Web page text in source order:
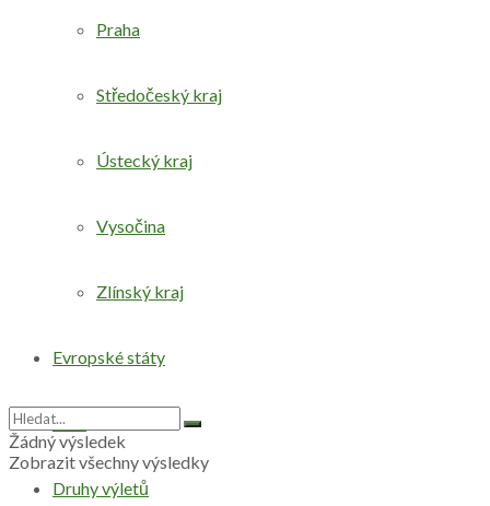
Praha
Středočeský kraj
Ústecký kraj
Vysočina
Zlínský kraj
Evropské státy
Svět
Druhy výletů
Žádný výsledek
Zobrazit všechny výsledky